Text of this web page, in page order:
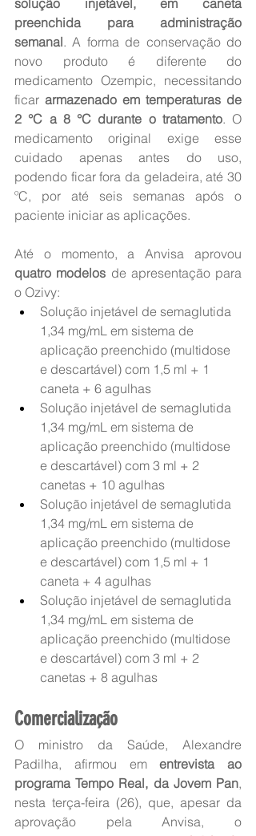
solução injetável, em caneta
preenchida para administração
semanal. A forma de conservação do
novo produto é diferente do
medicamento Ozempic, necessitando
ficar armazenado em temperaturas de
2 °C a 8 °C durante o tratamento. O
medicamento original exige esse
cuidado apenas antes do uso,
podendo ficar fora da geladeira, até 30
ºC, por até seis semanas após o
paciente iniciar as aplicações.
quatro modelos de apresentação para
o Ozivy:
Solução injetável de semaglutida
1,34 mg/mL em sistema de
aplicação preenchido (multidose
e descartável) com 1,5 ml + 1
caneta + 6 agulhas
Solução injetável de semaglutida
1,34 mg/mL em sistema de
aplicação preenchido (multidose
e descartável) com 3 ml + 2
canetas + 10 agulhas
Solução injetável de semaglutida
1,34 mg/mL em sistema de
aplicação preenchido (multidose
e descartável) com 1,5 ml + 1
caneta + 4 agulhas
Solução injetável de semaglutida
1,34 mg/mL em sistema de
aplicação preenchido (multidose
e descartável) com 3 ml + 2
canetas + 8 agulhas
Comercialização
O ministro da Saúde, Alexandre
Padilha, afirmou em entrevista ao
programa Tempo Real, da Jovem Pan,
nesta terça-feira (26), que, apesar da
aprovação pela Anvisa, o